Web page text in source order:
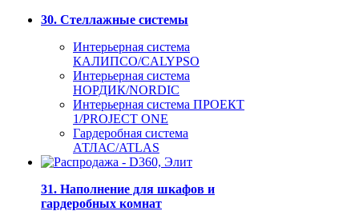
30. Стеллажные системы
Интерьерная система
КАЛИПСО/CALYPSO
Интерьерная система
НОРДИК/NORDIC
Интерьерная система ПРОЕКТ
1/PROJECT ONE
Гардеробная система
АТЛАС/ATLAS
31. Наполнение для шкафов и
гардеробных комнат